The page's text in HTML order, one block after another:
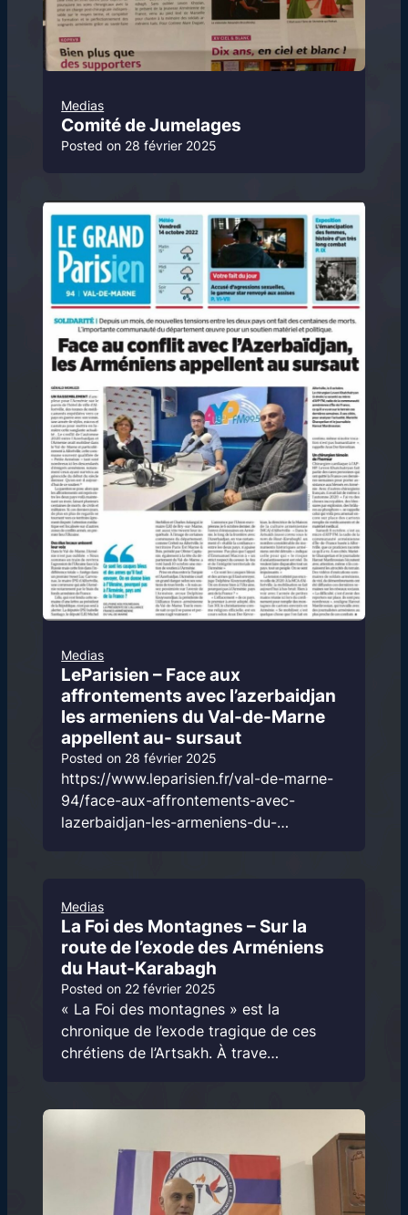
Medias
Comité de Jumelages
Posted on 28 février 2025
Medias
LeParisien – Face aux
affrontements avec l’azerbaidjan
les armeniens du Val-de-Marne
appellent au- sursaut
Posted on 28 février 2025
https://www.leparisien.fr/val-de-marne-
94/face-aux-affrontements-avec-
lazerbaidjan-les-armeniens-du-…
Medias
La Foi des Montagnes – Sur la
route de l’exode des Arméniens
du Haut-Karabagh
Posted on 22 février 2025
« La Foi des montagnes » est la
chronique de l’exode tragique de ces
chrétiens de l’Artsakh. À trave…